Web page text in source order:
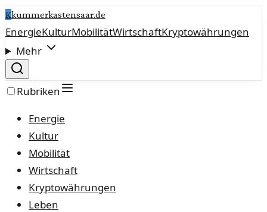
Kkummerkastensaar.de
EnergieKulturMobilitätWirtschaftKryptowährungen
Mehr
Rubriken
Energie
Kultur
Mobilität
Wirtschaft
Kryptowährungen
Leben